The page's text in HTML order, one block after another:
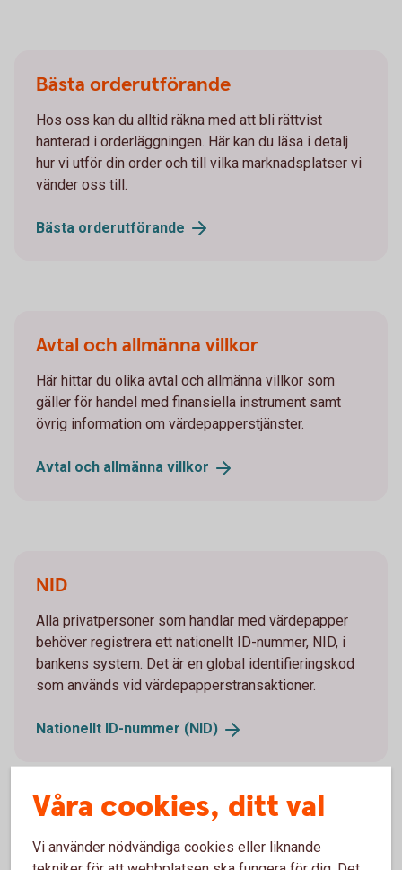
Bästa orderutförande
Hos oss kan du alltid räkna med att bli rättvist
hanterad i orderläggningen. Här kan du läsa i detalj
hur vi utför din order och till vilka marknadsplatser vi
vänder oss till.
Bästa orderutförande
Avtal och allmänna villkor
Här hittar du olika avtal och allmänna villkor som
gäller för handel med finansiella instrument samt
övrig information om värdepapperstjänster.
Avtal och allmänna villkor
NID
Alla privatpersoner som handlar med värdepapper
behöver registrera ett nationellt ID-nummer, NID, i
bankens system. Det är en global identifieringskod
som används vid värdepapperstransaktioner.
Nationellt ID-nummer (NID)
Du meddelas vid värdeminskning
Våra cookies, ditt val
Vi använder nödvändiga cookies eller liknande